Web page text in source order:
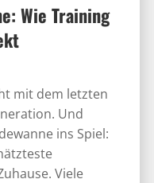
Wie Training
mit dem letzten
Und
ins Spiel:
Viele